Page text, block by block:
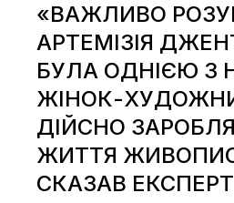
«ВАЖЛИВО
АРТЕМІЗІЯ
БУЛА ОДНІЄЮ З
ЖІНОК-
ДІЙСНО
ЖИТТЯ
СКАЗАВ